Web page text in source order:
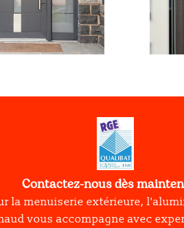
Contactez-nous dès
la menuiserie extérieure,
vous accompagne avec